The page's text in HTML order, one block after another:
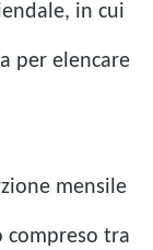
in cui
per elencare
mensile
tra